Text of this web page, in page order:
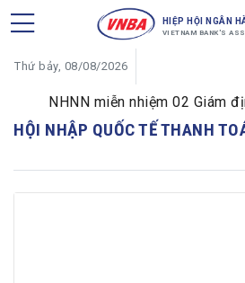
HIỆP HỘI NGÂN
VIETNAM BANK'S
Thứ bảy, 08/08/2026
NHNN miễn nhiệm 02 Giám
HỘI NHẬP QUỐC TẾ THANH